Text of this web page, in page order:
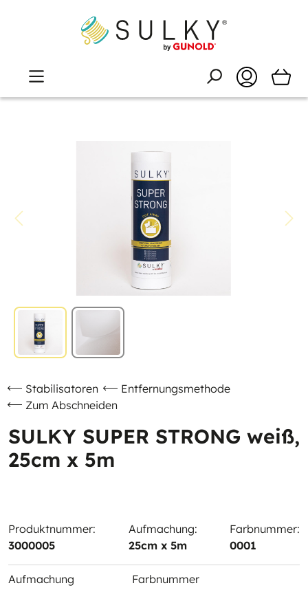
Stabilisatoren
Entfernungsmethode
Zum Abschneiden
SULKY SUPER STRONG weiß,
25cm x 5m
Produktnummer:
3000005
Aufmachung:
25cm x 5m
Farbnummer:
0001
Aufmachung Farbnummer